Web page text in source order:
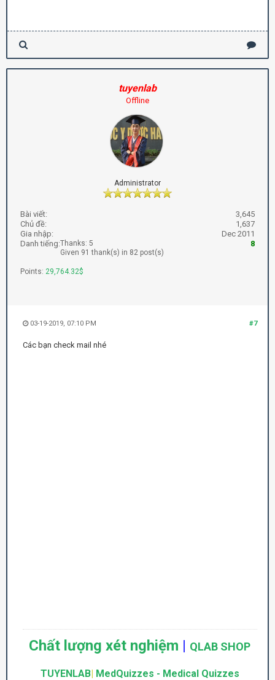
tuyenlab
Offline
Administrator
Bài viết:
3,645
Chủ đề:
1,637
Gia nhập:
Dec 2011
Danh tiếng:
8
Thanks: 5
Given 91 thank(s) in 82 post(s)
Points: 29,764.32$
#7
03-19-2019, 07:10 PM
Các bạn check mail nhé
Chất lượng xét nghiệm | QLAB SHOP
TUYENLAB| MedQuizzes - Medical Quizzes